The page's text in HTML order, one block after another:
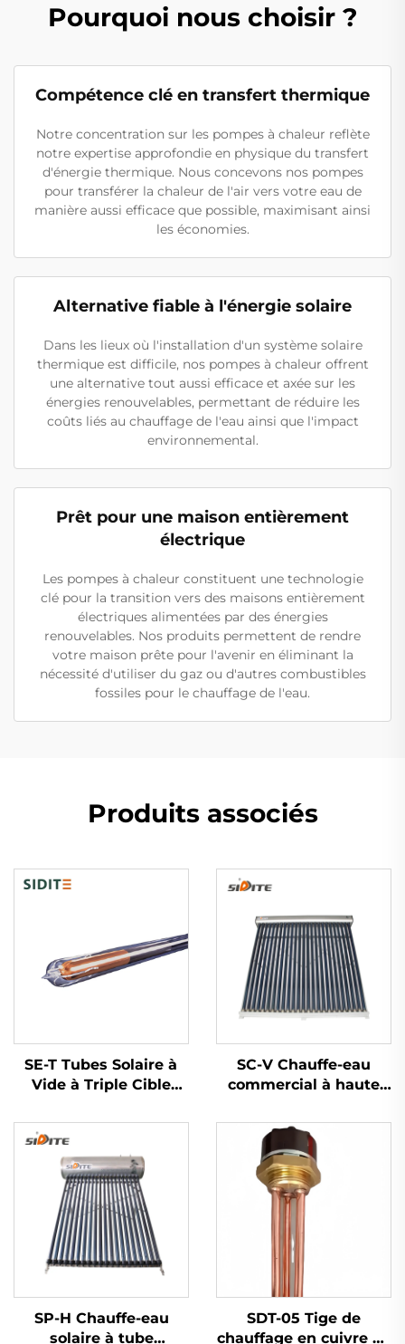
Pourquoi nous choisir ?
Compétence clé en transfert thermique
Notre concentration sur les pompes à chaleur reflète
notre expertise approfondie en physique du transfert
d'énergie thermique. Nous concevons nos pompes
pour transférer la chaleur de l'air vers votre eau de
manière aussi efficace que possible, maximisant ainsi
les économies.
Alternative fiable à l'énergie solaire
Dans les lieux où l'installation d'un système solaire
thermique est difficile, nos pompes à chaleur offrent
une alternative tout aussi efficace et axée sur les
énergies renouvelables, permettant de réduire les
coûts liés au chauffage de l'eau ainsi que l'impact
environnemental.
Prêt pour une maison entièrement
électrique
Les pompes à chaleur constituent une technologie
clé pour la transition vers des maisons entièrement
électriques alimentées par des énergies
renouvelables. Nos produits permettent de rendre
votre maison prête pour l'avenir en éliminant la
nécessité d'utiliser du gaz ou d'autres combustibles
fossiles pour le chauffage de l'eau.
Produits associés
SE-T Tubes Solaire à
Vide à Triple Cible
Solaires à Haut
Rendement pour
Chauffe-eau en
Vedette de l'Université
Tsinghua
SC-V Chauffe-eau
commercial à haute
solaire à tubes creux
en verre Plein
extérieur Autonome
Non-pressurisé
SP-H Chauffe-eau
solaire à tube
SDT-05 Tige de
chauffage en cuivre de